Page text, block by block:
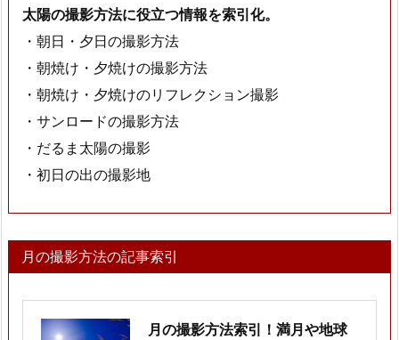
太陽の撮影方法に役立つ情報を索引化。
・朝日・夕日の撮影方法
・朝焼け・夕焼けの撮影方法
・朝焼け・夕焼けのリフレクション撮影
・サンロードの撮影方法
・だるま太陽の撮影
・初日の出の撮影地
月の撮影方法の記事索引
月の撮影方法索引！満月や地球